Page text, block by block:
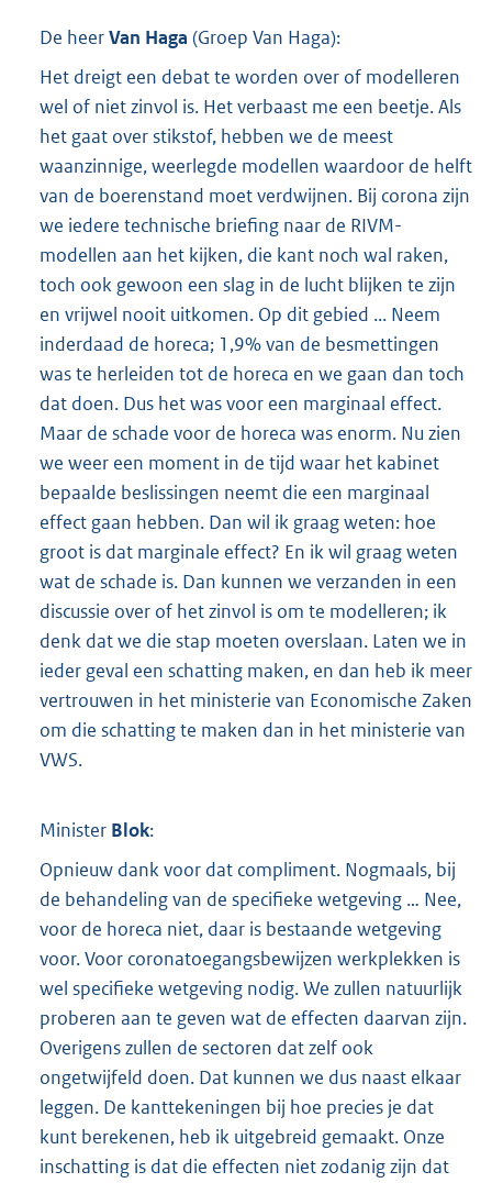
De heerVan Haga (Groep Van Haga):
Het dreigt een debat te worden over of modelleren
wel of niet zinvol is. Het verbaast me een beetje. Als
het gaat over stikstof, hebben we de meest
waanzinnige, weerlegde modellen waardoor de helft
van de boerenstand moet verdwijnen. Bij corona zijn
we iedere technische briefing naar de RIVM-
modellen aan het kijken, die kant noch wal raken,
toch ook gewoon een slag in de lucht blijken te zijn
en vrijwel nooit uitkomen. Op dit gebied ... Neem
inderdaad de horeca; 1,9% van de besmettingen
was te herleiden tot de horeca en we gaan dan toch
dat doen. Dus het was voor een marginaal effect.
Maar de schade voor de horeca was enorm. Nu zien
we weer een moment in de tijd waar het kabinet
bepaalde beslissingen neemt die een marginaal
effect gaan hebben. Dan wil ik graag weten: hoe
groot is dat marginale effect? En ik wil graag weten
wat de schade is. Dan kunnen we verzanden in een
discussie over of het zinvol is om te modelleren; ik
denk dat we die stap moeten overslaan. Laten we in
ieder geval een schatting maken, en dan heb ik meer
vertrouwen in het ministerie van Economische Zaken
om die schatting te maken dan in het ministerie van
VWS.
Minister Blok:
Opnieuw dank voor dat compliment. Nogmaals, bij
de behandeling van de specifieke wetgeving … Nee,
voor de horeca niet, daar is bestaande wetgeving
voor. Voor coronatoegangsbewijzen werkplekken is
wel specifieke wetgeving nodig. We zullen natuurlijk
proberen aan te geven wat de effecten daarvan zijn.
Overigens zullen de sectoren dat zelf ook
ongetwijfeld doen. Dat kunnen we dus naast elkaar
leggen. De kanttekeningen bij hoe precies je dat
kunt berekenen, heb ik uitgebreid gemaakt. Onze
inschatting is dat die effecten niet zodanig zijn dat